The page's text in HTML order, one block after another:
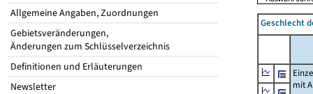
Allgemeine Angaben, Zuordnungen
Gebietsveränderungen,
Änderungen zum Schlüsselverzeichnis
Definitionen und Erläuterungen
Newsletter
Geschlecht
mit